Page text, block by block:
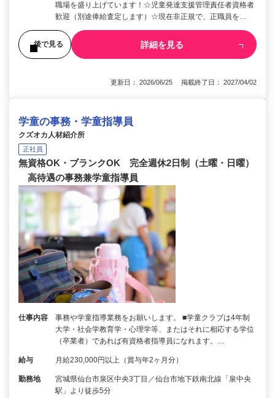
職場を盛り上げています！☆児童発達支援管理責任者資格者
歓迎（別途俸給査定します）☆現在非正規で、正職員を…
後で見る 詳細を見る
更新日： 2026/06/25 掲載終了日： 2027/04/02
学童の事務・学童指導員
クズオカ人材紹介所
正社員
無資格OK・ブランクOK 完全週休2日制（土曜・日曜）
高待遇の事務兼学童指導員
仕事内容
事務や学童指導業務をお願いします。 ■学童クラブは4年制
大学・社会学教育学・心理学等、またはそれに相応する学位
（卒業者）であれば有資格者指導員になれます。…
給与 月給230,000円以上（賞与年2ヶ月分）
勤務地
宮城県仙台市泉区中央3丁目／仙台市地下鉄南北線「泉中央
駅」より徒歩5分